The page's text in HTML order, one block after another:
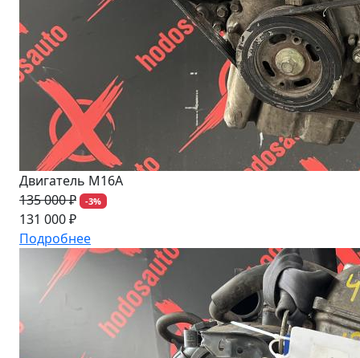
Двигатель M16A
135 000 ₽
-3%
131 000 ₽
Подробнее